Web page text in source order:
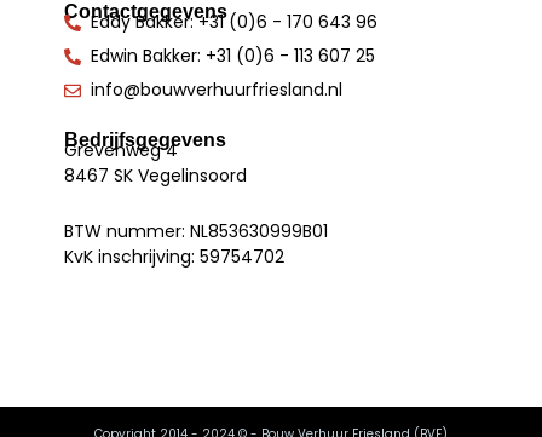
e
b
o
o
w
i
t
t
Contactgegevens
Eddy Bakker: +31 (0)6 - 170 643 96
Edwin Bakker: +31 (0)6 - 113 607 25
info@bouwverhuurfriesland.nl
Bedrijfsgegevens
Grevenweg 4
8467 SK Vegelinsoord
BTW nummer: NL853630999B01
KvK inschrijving: 59754702
Copyright 2014 - 2024 © - Bouw Verhuur Friesland (BVF)